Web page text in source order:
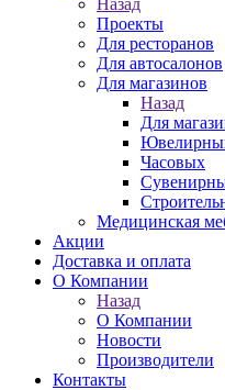
Назад
Проекты
Для ресторанов
Для автосалонов
Для магазинов
Назад
Для
Часовых
Медицинская
Акции
Доставка и оплата
О Компании
Назад
О Компании
Новости
Производители
Контакты